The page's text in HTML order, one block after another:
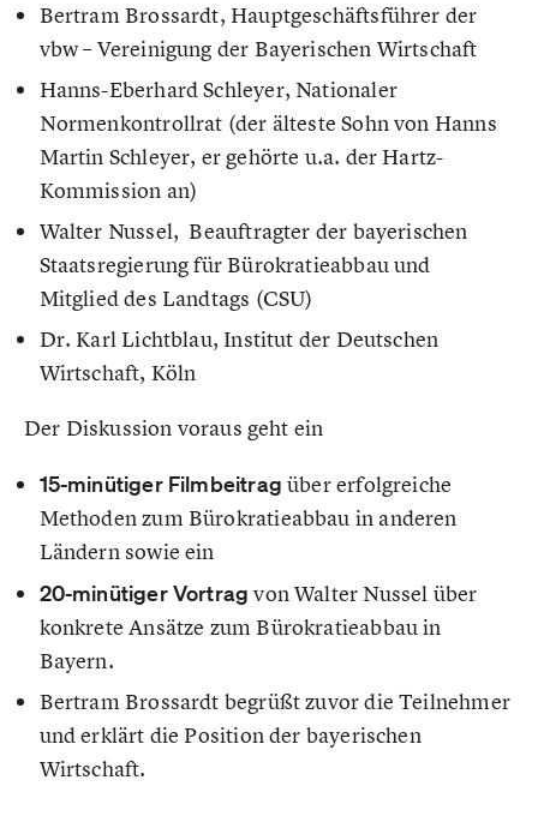
Bertram Brossardt, Hauptgeschäftsführer der
vbw – Vereinigung der Bayerischen Wirtschaft
Hanns-Eberhard Schleyer, Nationaler
Normenkontrollrat (der älteste Sohn von Hanns
Martin Schleyer, er gehörte u.a. der Hartz-
Kommission an)
Walter Nussel, Beauftragter der bayerischen
Staatsregierung für Bürokratieabbau und
Mitglied des Landtags (CSU)
Dr. Karl Lichtblau, Institut der Deutschen
Wirtschaft, Köln
Der Diskussion voraus geht ein
15-minütiger Filmbeitrag über erfolgreiche
Methoden zum Bürokratieabbau in anderen
Ländern sowie ein
20-minütiger Vortrag von Walter Nussel über
konkrete Ansätze zum Bürokratieabbau in
Bayern.
Bertram Brossardt begrüßt zuvor die Teilnehmer
und erklärt die Position der bayerischen
Wirtschaft.